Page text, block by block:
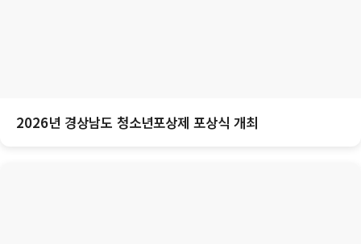
2026년 경상남도 청소년포상제 포상식 개최